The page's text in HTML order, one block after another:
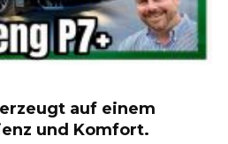
auf einem
und Komfort.